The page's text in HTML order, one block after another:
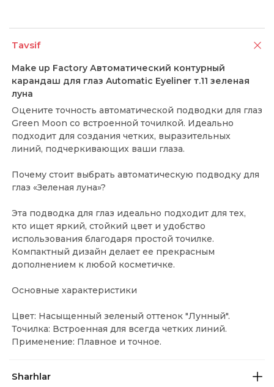
Tavsif
Make up Factory Автоматический контурный
карандаш для глаз Automatic Eyeliner т.11 зеленая
луна
Оцените точность автоматической подводки для глаз
Green Moon со встроенной точилкой. Идеально
подходит для создания четких, выразительных
линий, подчеркивающих ваши глаза.
Почему стоит выбрать автоматическую подводку для
глаз «Зеленая луна»?
Эта подводка для глаз идеально подходит для тех,
кто ищет яркий, стойкий цвет и удобство
использования благодаря простой точилке.
Компактный дизайн делает ее прекрасным
дополнением к любой косметичке.
Основные характеристики
Цвет: Насыщенный зеленый оттенок "Лунный".
Точилка: Встроенная для всегда четких линий.
Применение: Плавное и точное.
Sharhlar